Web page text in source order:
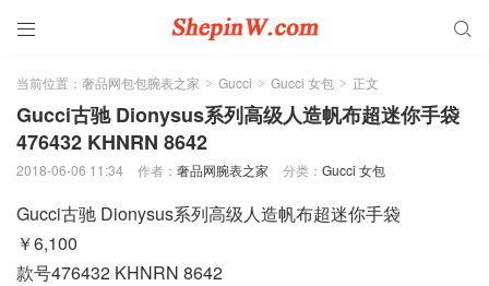
 
当前位置： 奢品网包包腕表之家 > Gucci > Gucci 女包 > 正文
Gucci古驰 Dionysus系列高级人造帆布超迷你手袋
476432 KHNRN 8642
2018-06-06 11:34 作者： 奢品网腕表之家 分类： Gucci 女包
Gucci古驰 Dionysus系列高级人造帆布超迷你手袋
￥6,100
款号476432 KHNRN 8642